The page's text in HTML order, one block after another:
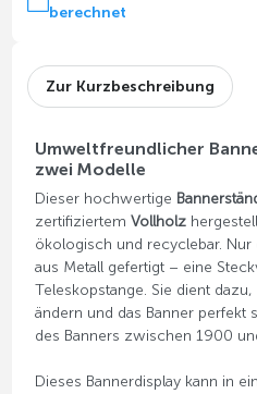
berechnet
Zur Kurzbeschreibung
Umweltfreundlicher
zwei Modelle
Dieser hochwertige
zertifiziertem Vollholz
ökologisch und recyclebar. Nur
aus Metall gefertigt – eine
Teleskopstange. Sie dient
ändern und das Banner perfekt
des Banners zwischen 1900
Dieses Bannerdisplay kann in